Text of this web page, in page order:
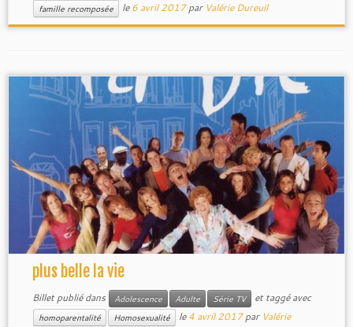
famille recomposée le6 avril 2017 par Valérie Dureuil
plus belle la vie
Billet publié dans Adolescence Adulte Série TV et taggé avec
homoparentalité Homosexualité le4 avril 2017 par Valérie